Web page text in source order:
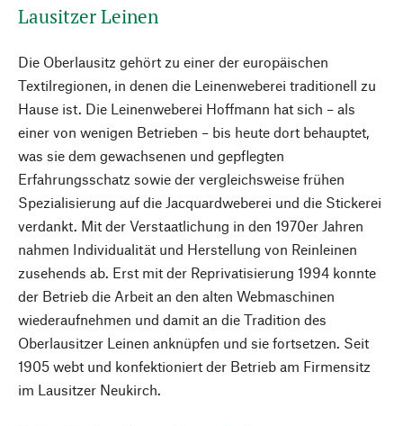
Lausitzer Leinen
Die Oberlausitz gehört zu einer der europäischen
Textilregionen, in denen die Leinenweberei traditionell zu
Hause ist. Die Leinenweberei Hoffmann hat sich – als
einer von wenigen Betrieben – bis heute dort behauptet,
was sie dem gewachsenen und gepflegten
Erfahrungsschatz sowie der vergleichsweise frühen
Spezialisierung auf die Jacquardweberei und die Stickerei
verdankt. Mit der Verstaatlichung in den 1970er Jahren
nahmen Individualität und Herstellung von Reinleinen
zusehends ab. Erst mit der Reprivatisierung 1994 konnte
der Betrieb die Arbeit an den alten Webmaschinen
wiederaufnehmen und damit an die Tradition des
Oberlausitzer Leinen anknüpfen und sie fortsetzen. Seit
1905 webt und konfektioniert der Betrieb am Firmensitz
im Lausitzer Neukirch.